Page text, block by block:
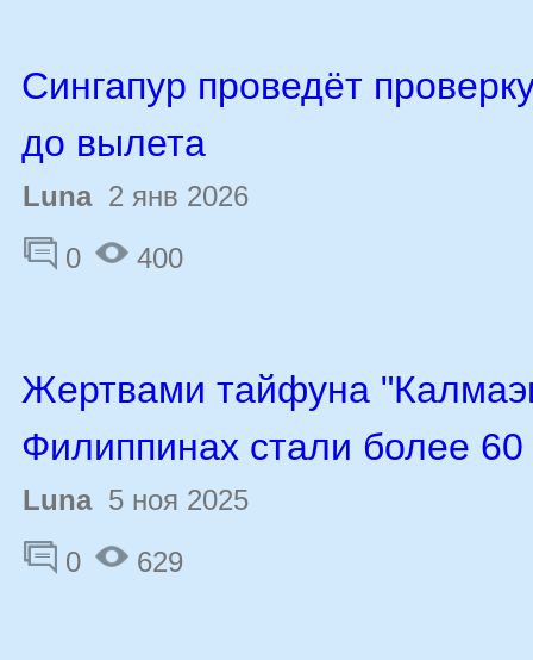
Сингапур проведёт
до вылета
Luna2 янв 2026
0
400
Жертвами тайфуна
Филиппинах стали более 60
Luna5 ноя 2025
0
629